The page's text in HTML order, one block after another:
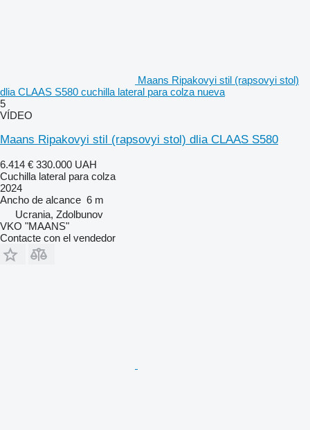
Maans Ripakovyi stil (rapsovyi stol)
dlia CLAAS S580 cuchilla lateral para colza nueva
5
VÍDEO
Maans Ripakovyi stil (rapsovyi stol) dlia CLAAS S580
6.414 € 330.000 UAH
Cuchilla lateral para colza
2024
Ancho de alcance 6 m
Ucrania, Zdolbunov
VKO "MAANS"
Contacte con el vendedor